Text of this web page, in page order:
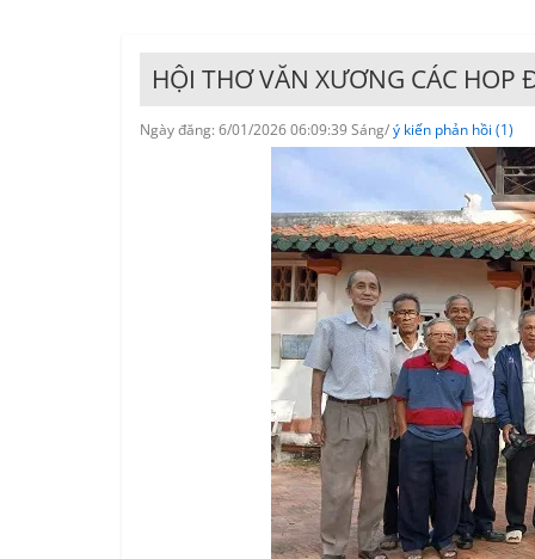
HỘI THƠ VĂN XƯƠNG CÁC HOP
Ngày đăng: 6/01/2026 06:09:39 Sáng/ý kiến phản hồi (1)